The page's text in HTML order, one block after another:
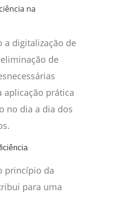
na
a digitalização de
de
aplicação prática
no dia a dia dos
princípio da
para uma